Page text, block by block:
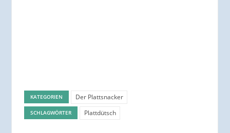
KATEGORIEN Der Plattsnacker
SCHLAGWÖRTER Plattdütsch